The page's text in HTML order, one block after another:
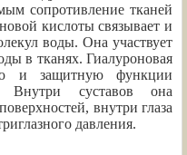
сопротивление тканей
кислоты связывает и
воды. Она участвует
в тканях. Гиалуроновая
и защитную функции
Внутри суставов она
внутри глаза
давления.